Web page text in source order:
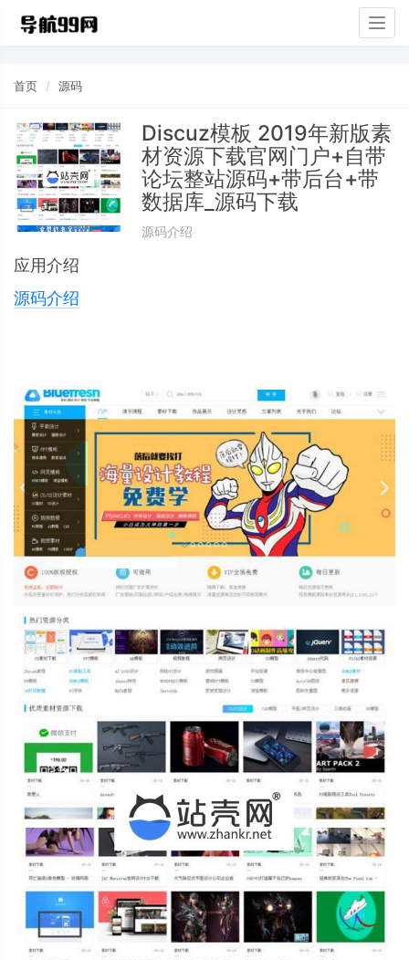
首页 源码
Discuz模板 2019年新版素
材资源下载官网门户+自带
论坛整站源码+带后台+带
数据库_源码下载
源码介绍
应用介绍
源码介绍